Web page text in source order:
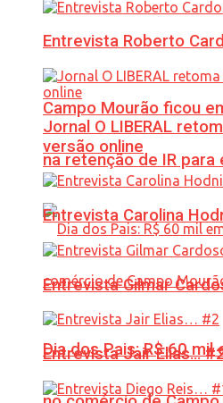
Campo Mourão ficou
na retenção de IR para
Dia dos Pais: R$ 60
Entrevista Roberto
Jornal O LIBERAL
versão online
Entrevista Carolina
Entrevista Gilmar
Entrevista Jair Elias…